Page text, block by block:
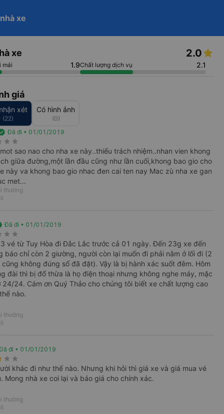
bán vé trên Vexere
ngày về
đi Bình Định từ Dak Lak
xe
xe 2.0
mái 1.9Chất lượng dịch vụ 2.1
giá
xét
(22)
Có hình ảnh
(0)
Đã đi • 01/01/2019
star_rate star_rate
sao nao cho nha xe này..thiếu trách nhiệm..nhan vien khong
giữa đường,một lần đầu cũng như lần cuối,khong bao gio cho
này va khong bao gio nhac đen cai ten nay Mac zù nha xe gan
met...
thường
Đã đi • 01/01/2019
star_rate star_rate
vé từ Tuy Hòa đi Đắc Lắc trước cả 01 ngày. Đến 23g xe đến
báo chỉ còn 2 giường, người còn lại muốn đi phải nằm ở lối đi (2
không đúng số đã đặt). Vậy là bị hành xác suốt đêm. Hôm
đài thì bị đổ thừa là họ điện thoại nhưng không nghe máy, mặc
24/24. Cám ơn Quý Thảo cho chúng tôi biết xe chất lượng cao
nào.
thường
đi • 01/01/2019
star_rate star_rate
khác đi như thế nào. Nhưng khi hỏi thì giá xe và giá mua vé
Mong nhà xe coi lại và báo giá cho chính xác.
thường